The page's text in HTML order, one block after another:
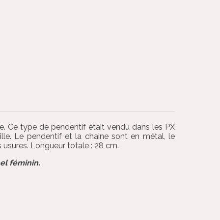
Ce type de pendentif était vendu dans les PX
Le pendentif et la chaine sont en métal, le
Longueur totale : 28 cm.
féminin.